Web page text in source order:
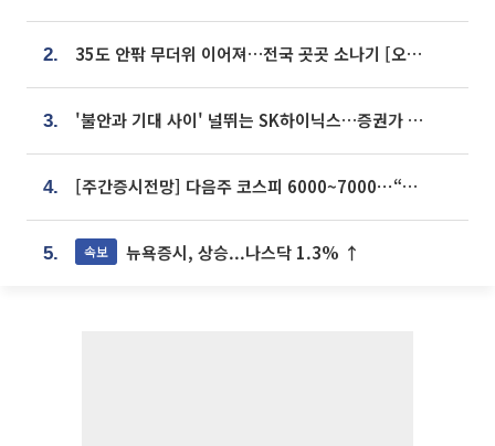
2. 35도 안팎 무더위 이어져…전국 곳곳 소나기 [오늘 날씨]
3. '불안과 기대 사이' 널뛰는 SK하이닉스…증권가 "HBM4·LTA 기반 펀터멘털 견고"
4. [주간증시전망] 다음주 코스피 6000~7000⋯“外人 수급은 정책이 변수”
5. 속보 뉴욕증시, 상승...나스닥 1.3% ↑